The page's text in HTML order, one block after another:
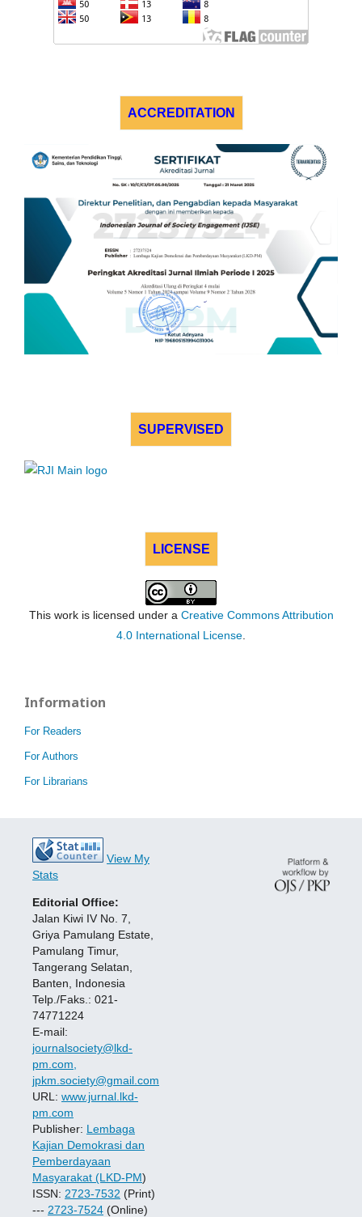
ACCREDITATION
SUPERVISED
LICENSE
This work is licensed under a Creative Commons Attribution
4.0 International License
Information
For Readers
For Authors
For Librarians
View My
Stats
Editorial Office:
Jalan Kiwi IV No. 7,
Griya Pamulang Estate,
Pamulang Timur,
Tangerang Selatan,
Banten, Indonesia
Telp./Faks.: 021-
74771224
E-mail:
journalsociety@lkd-
pm.com,
jpkm.society@gmail.com
URL: www.jurnal.lkd-
pm.com
Publisher: Lembaga
Kajian Demokrasi dan
Pemberdayaan
Masyarakat (LKD-PM)
ISSN: 2723-7532 (Print)
--- 2723-7524 (Online)